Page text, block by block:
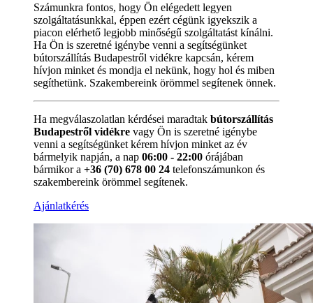
Számunkra fontos, hogy Ön elégedett legyen
szolgáltatásunkkal, éppen ezért cégünk igyekszik a
piacon elérhető legjobb minőségű szolgáltatást kínálni.
Ha Ön is szeretné igénybe venni a segítségünket
bútorszállítás Budapestről vidékre kapcsán, kérem
hívjon minket és mondja el nekünk, hogy hol és miben
segíthetünk. Szakembereink örömmel segítenek önnek.
Ha megválaszolatlan kérdései maradtak bútorszállítás
Budapestről vidékre vagy Ön is szeretné igénybe
venni a segítségünket kérem hívjon minket az év
bármelyik napján, a nap 06:00 - 22:00 órájában
bármikor a +36 (70) 678 00 24 telefonszámunkon és
szakembereink örömmel segítenek.
Ajánlatkérés